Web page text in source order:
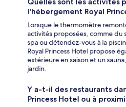
l'hébergement Royal
Lorsque le thermomètre
activités proposées, comme du
spa ou détendez-vous à la
Royal Princess Hotel propose
extérieure en saison et un
jardin.
Y a-t-il des restaurants
Princess Hotel ou à